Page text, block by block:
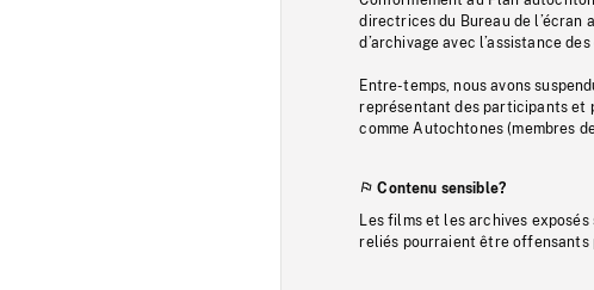
directrices du Bureau de l’écran
d’archivage avec l’assistance
Entre-temps, nous avons
représentant des participants et
comme Autochtones (membres
Contenu sensible?
Les films et les archives
reliés pourraient être offensants